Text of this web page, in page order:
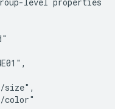
size",
color"